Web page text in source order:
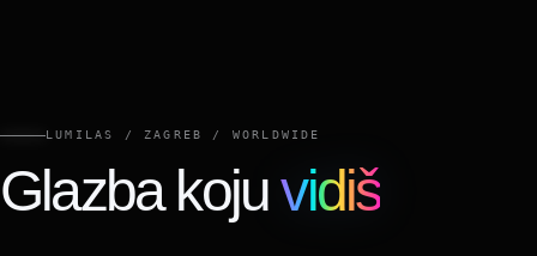
LUMILAS / ZAGREB / WORLDWIDE
Glazba kojuvidiš